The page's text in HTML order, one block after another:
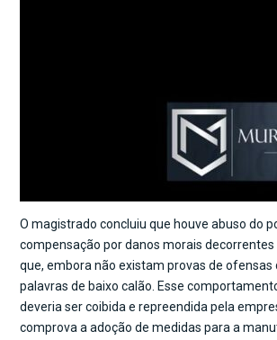
O magistrado concluiu que houve abuso do
compensação por danos morais
que, embora não existam provas de
palavras de baixo calão. Esse
deveria ser coibida e repreendida pela
comprova a adoção de medidas para a